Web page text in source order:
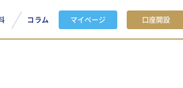
コラム マイページ 口座開設